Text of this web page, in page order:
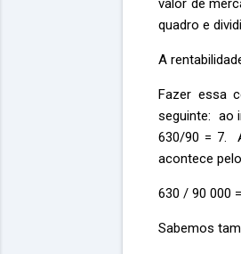
valor de
quadro e
A
Fazer essa
seguinte: ao
630/90 = 7.
acontece
630 / 90 000
Sabemos